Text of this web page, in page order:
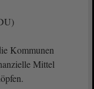
Kommunen
Mittel